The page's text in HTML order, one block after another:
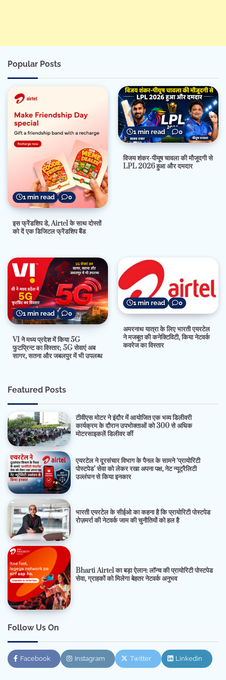
Popular Posts
1 min read 0
इस फ्रेंडशिप डे, Airtel के साथ दोस्तों
को दें एक डिजिटल फ्रेंडशिप बैंड
1 min read 0
विजय शंकर-पीयूष चावला की मौजूदगी से
LPL 2026 हुआ और दमदार
1 min read 0
VI ने मध्य प्रदेश में किया 5G
फुटप्रिन्ट का विस्तार; 5G सेवाएं अब
सागर, सतना और जबलपुर में भी उपलब्ध
1 min read 0
अमरनाथ यात्रा के लिए भारती एयरटेल
ने मजबूत की कनेक्टिविटी, किया नेटवर्क
कवरेज का विस्तार
Featured Posts
टीवीएस मोटर ने इंदौर में आयोजित एक भव्य डिलीवरी
कार्यक्रम के दौरान उपभोक्ताओं को 300 से अधिक
मोटरसाइकलें डिलीवर कीं
एयरटेल ने दूरसंचार विभाग के पैनल के सामने ‘प्रायोरिटी
पोस्टपेड’ सेवा को लेकर रखा अपना पक्ष, नेट न्यूट्रैलिटी
उल्लंघन से किया इनकार
भारती एयरटेल के सीईओ का कहना है कि प्रायोरिटी पोस्टपेड
रोज़मर्रा की नेटवर्क जाम की चुनौतियों को हल है
Bharti Airtel का बड़ा ऐलान: लॉन्च की प्रायोरिटी पोस्टपेड
सेवा, ग्राहकों को मिलेगा बेहतर नेटवर्क अनुभव
Follow Us On
Facebook Instagram Twitter Linkedin